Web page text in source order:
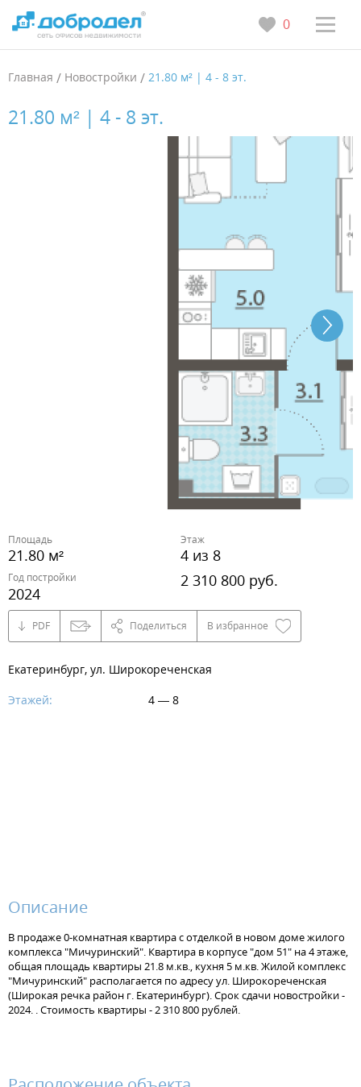
0
Главная / Новостройки / 21.80 м² | 4 - 8 эт.
21.80 м² | 4 - 8 эт.
Площадь
21.80 м²
Этаж
4 из 8
Год постройки
2024
2 310 800 руб.
PDF Поделиться В избранное
Екатеринбург, ул. Широкореченская
Этажей:
4 — 8
Описание
В продаже 0-комнатная квартира с отделкой в новом доме жилого
комплекса "Мичуринский". Квартира в корпусе "дом 51" на 4 этаже,
общая площадь квартиры 21.8 м.кв., кухня 5 м.кв. Жилой комплекс
"Мичуринский" располагается по адресу ул. Широкореченская
(Широкая речка район г. Екатеринбург). Срок сдачи новостройки -
2024. . Стоимость квартиры - 2 310 800 рублей.